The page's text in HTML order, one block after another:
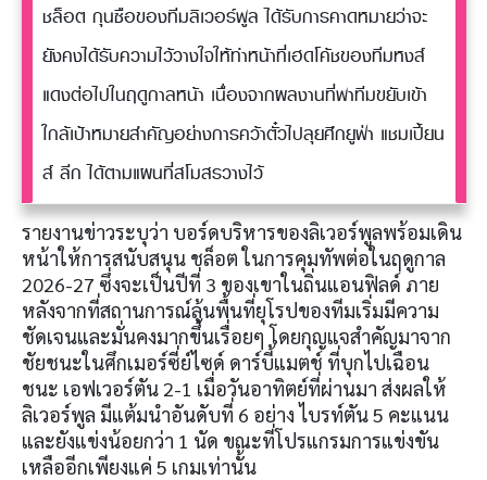
ชล็อต กุนซือของทีมลิเวอร์พูล ได้รับการคาดหมายว่าจะ
ยังคงได้รับความไว้วางใจให้ทำหน้าที่เฮดโค้ชของทีมหงส์
แดงต่อไปในฤดูกาลหน้า เนื่องจากผลงานที่พาทีมขยับเข้า
ใกล้เป้าหมายสำคัญอย่างการคว้าตั๋วไปลุยศึกยูฟ่า แชมเปี้ยน
ส์ ลีก ได้ตามแผนที่สโมสรวางไว้
รายงานข่าวระบุว่า บอร์ดบริหารของลิเวอร์พูลพร้อมเดิน
หน้าให้การสนับสนุน ชล็อต ในการคุมทัพต่อในฤดูกาล
2026-27 ซึ่งจะเป็นปีที่ 3 ของเขาในถิ่นแอนฟิลด์ ภาย
หลังจากที่สถานการณ์ลุ้นพื้นที่ยุโรปของทีมเริ่มมีความ
ชัดเจนและมั่นคงมากขึ้นเรื่อยๆ โดยกุญแจสำคัญมาจาก
ชัยชนะในศึกเมอร์ซี่ย์ไซด์ ดาร์บี้แมตช์ ที่บุกไปเฉือน
ชนะ เอฟเวอร์ตัน 2-1 เมื่อวันอาทิตย์ที่ผ่านมา ส่งผลให้
ลิเวอร์พูล มีแต้มนำอันดับที่ 6 อย่าง ไบรท์ตัน 5 คะแนน
และยังแข่งน้อยกว่า 1 นัด ขณะที่โปรแกรมการแข่งขัน
เหลืออีกเพียงแค่ 5 เกมเท่านั้น